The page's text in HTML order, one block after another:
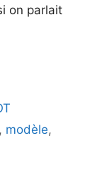
on parlait
, modèle,